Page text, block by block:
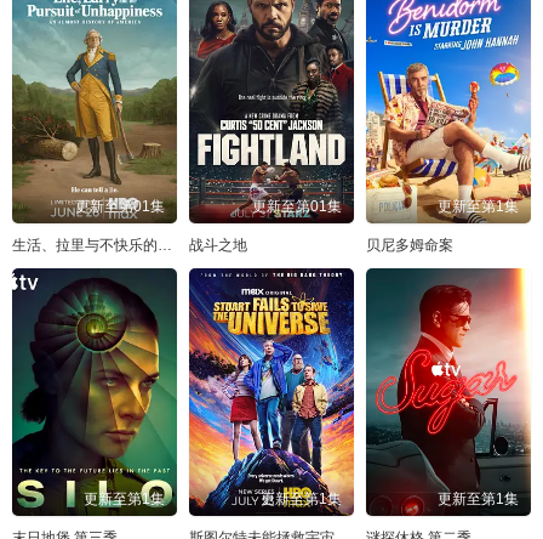
更新至第01集
生活、拉里与不快乐的追求：一部美国史
更新至第01集
战斗之地
更新至第1集
贝尼多姆命案
更新至第1集 更新至第1集 更新至第1集